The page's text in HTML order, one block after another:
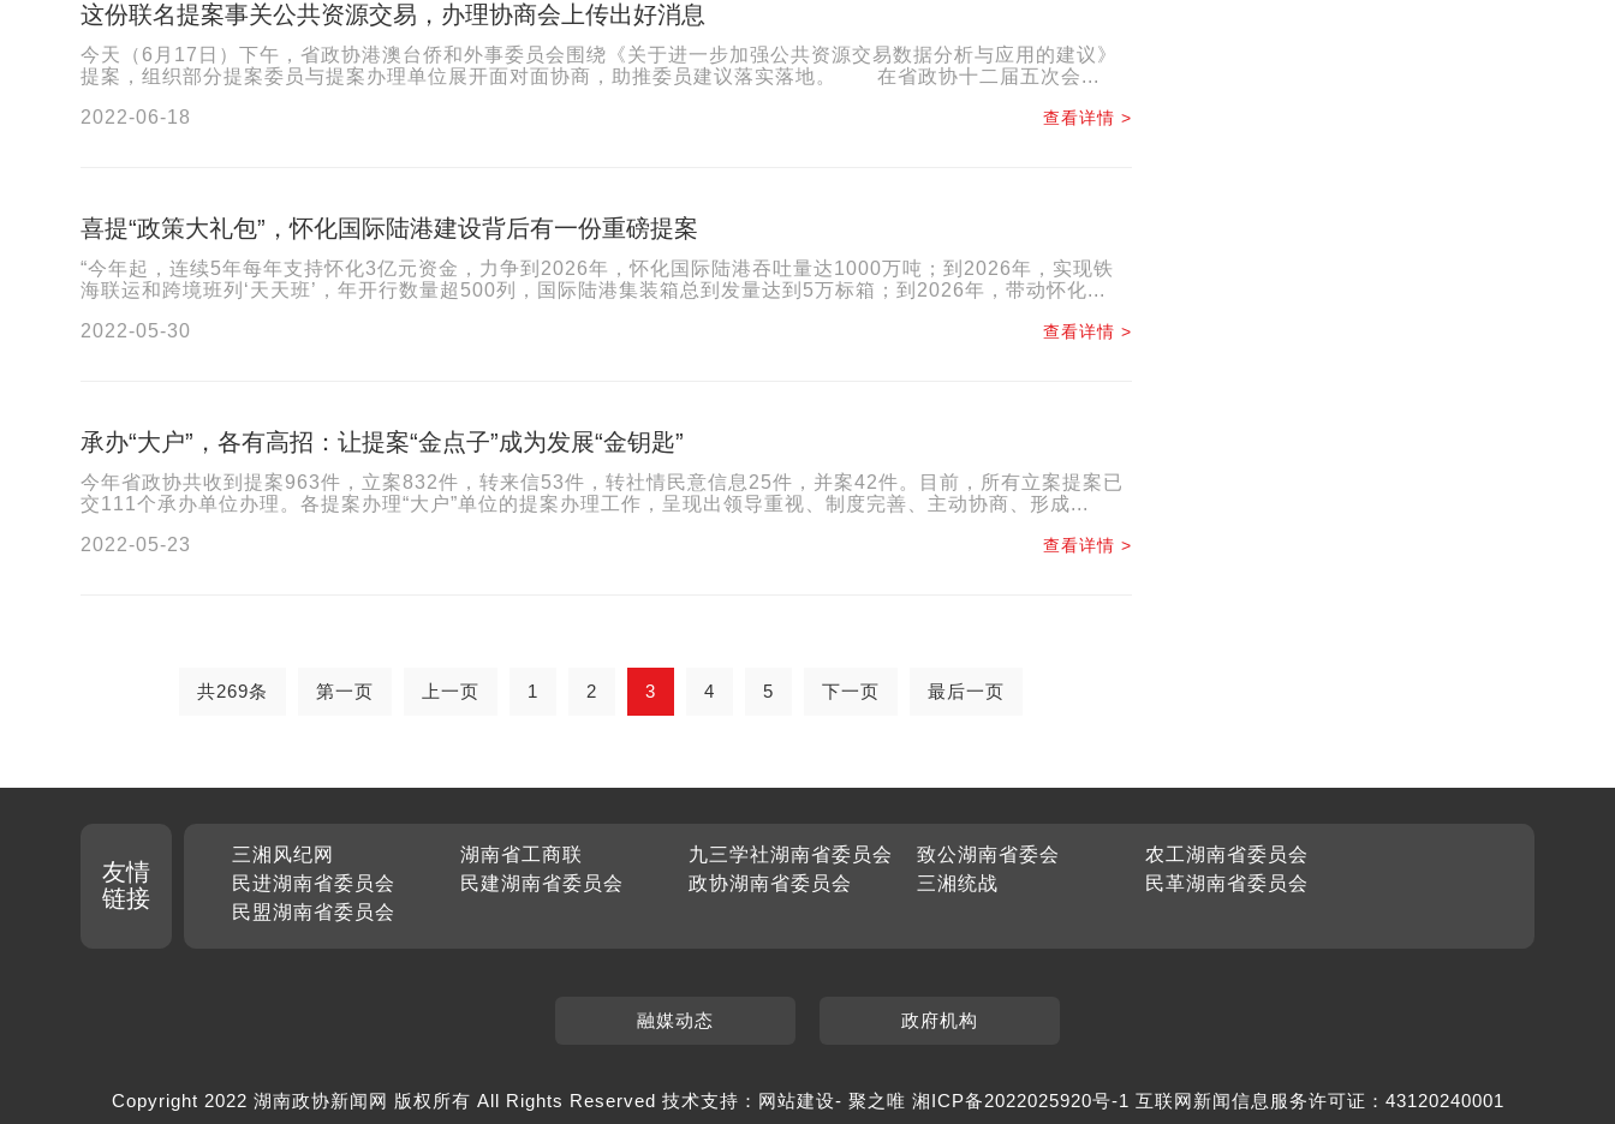
这份联名提案事关公共资源交易，办理协商会上传出好消息
今天（6月17日）下午，省政协港澳台侨和外事委员会围绕《关于进一步加强公共资源交易数据分析与应用的建议》
提案，组织部分提案委员与提案办理单位展开面对面协商，助推委员建议落实落地。 在省政协十二届五次会...
2022-06-18
查看详情 >
喜提“政策大礼包”，怀化国际陆港建设背后有一份重磅提案
“今年起，连续5年每年支持怀化3亿元资金，力争到2026年，怀化国际陆港吞吐量达1000万吨；到2026年，实现铁
海联运和跨境班列‘天天班’，年开行数量超500列，国际陆港集装箱总到发量达到5万标箱；到2026年，带动怀化...
2022-05-30
查看详情 >
承办“大户”，各有高招：让提案“金点子”成为发展“金钥匙”
今年省政协共收到提案963件，立案832件，转来信53件，转社情民意信息25件，并案42件。目前，所有立案提案已
交111个承办单位办理。各提案办理“大户”单位的提案办理工作，呈现出领导重视、制度完善、主动协商、形成...
2022-05-23
查看详情 >
共269条 第一页 上一页 1 2 3 4 5 下一页 最后一页
友情
链接
三湘风纪网 湖南省工商联 九三学社湖南省委员会 致公湖南省委会
农工湖南省委员会
民进湖南省委员会
民建湖南省委员会 政协湖南省委员会 三湘统战
民革湖南省委员会
民盟湖南省委员会
融媒动态 政府机构
Copyright 2022 湖南政协新闻网 版权所有 All Rights Reserved 技术支持： 网站建设- 聚之唯 湘ICP备2022025920号-1 互联网新闻信息服务许可证：43120240001